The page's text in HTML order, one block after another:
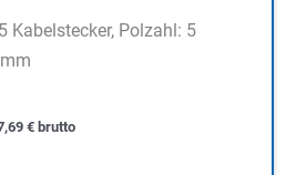
Kabelstecker, Polzahl: 5
€ brutto